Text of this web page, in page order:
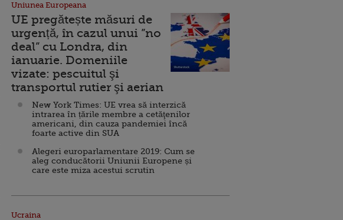
Uniunea Europeana
UE pregătește măsuri de
urgență, în cazul unui ”no
deal” cu Londra, din
ianuarie. Domeniile
vizate: pescuitul şi
transportul rutier şi aerian
New York Times: UE vrea să interzică
intrarea în țările membre a cetăţenilor
americani, din cauza pandemiei încă
foarte active din SUA
Alegeri europarlamentare 2019: Cum se
aleg conducătorii Uniunii Europene și
care este miza acestui scrutin
Ucraina